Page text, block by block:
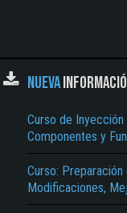
NUEVA
Curso de
Componentes y
Curso:
Modificaciones,